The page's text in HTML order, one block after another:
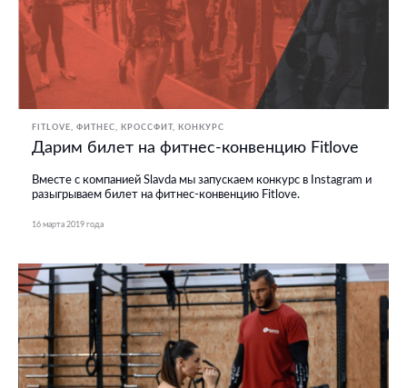
FITLOVE ФИТНЕС, КРОССФИТ КОНКУРС
Дарим билет на фитнес-конвенцию Fitlove
Вместе с компанией Slavda мы запускаем конкурс в Instagram и
разыгрываем билет на фитнес-конвенцию Fitlove.
16 марта 2019 года